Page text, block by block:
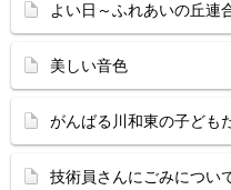
よい日～ふれあいの丘連
美しい音色
がんばる川和東の子ども
技術員さんにごみについ